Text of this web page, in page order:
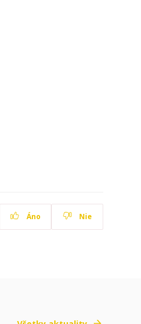
Áno Nie